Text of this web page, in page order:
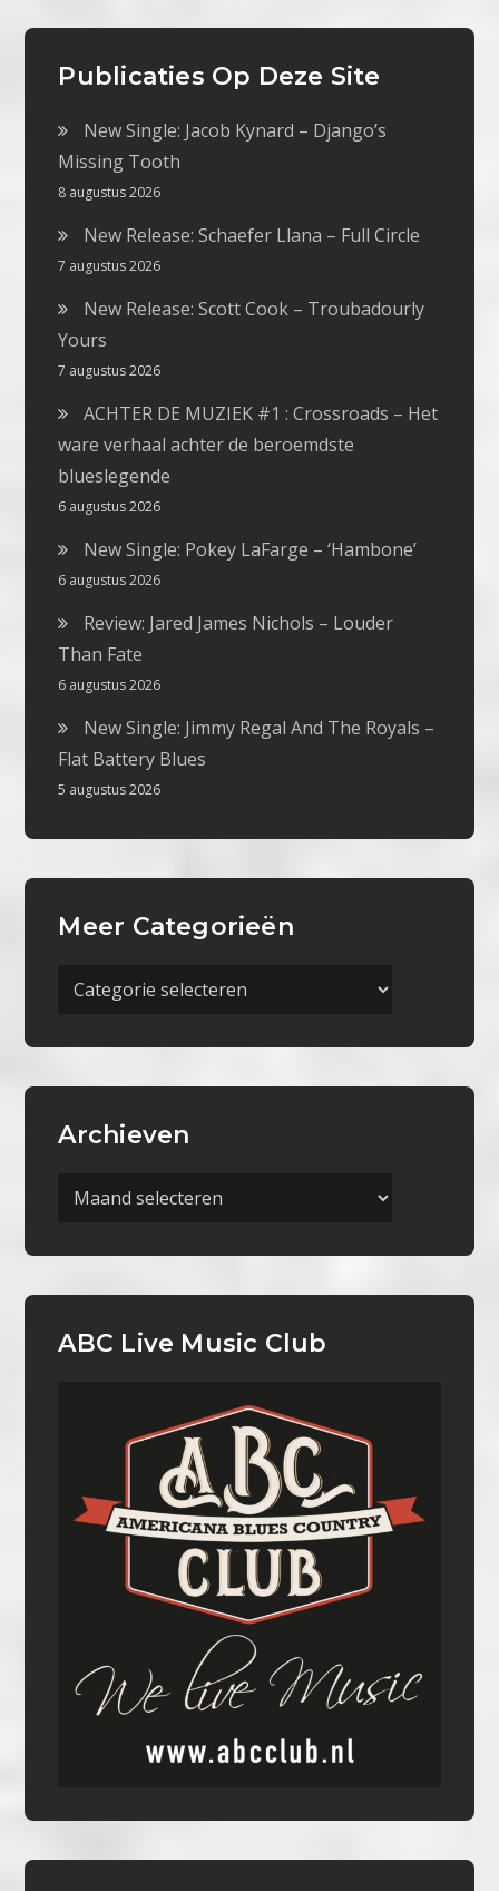
Publicaties Op Deze Site
New Single: Jacob Kynard – Django’s
Missing Tooth
8 augustus 2026
New Release: Schaefer Llana – Full Circle
7 augustus 2026
New Release: Scott Cook – Troubadourly
Yours
7 augustus 2026
ACHTER DE MUZIEK #1 : Crossroads – Het
ware verhaal achter de beroemdste
blueslegende
6 augustus 2026
New Single: Pokey LaFarge – ‘Hambone’
6 augustus 2026
Review: Jared James Nichols – Louder
Than Fate
6 augustus 2026
New Single: Jimmy Regal And The Royals –
Flat Battery Blues
5 augustus 2026
Meer Categorieën
Meer
Archieven
Archieven
ABC Live Music Club